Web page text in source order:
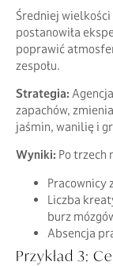
Średniej
postanowiła
poprawić
zespołu.
Strategia:
zapachów,
jaśmin, wanilię i
Wyniki: Po trzech
Pracownicy
Liczba
burz
Absencja
Przykład 3: